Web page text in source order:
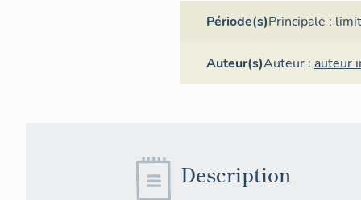
Période(s)Principale :
Auteur(s)Auteur : auteur
Description